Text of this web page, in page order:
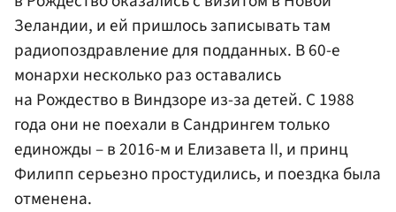
Зеландии, и ей пришлось записывать там
радиопоздравление для подданных. В 60-е
монархи несколько раз оставались
на Рождество в Виндзоре из-за детей. С 1988
года они не поехали в Сандрингем только
единожды – в 2016-м и Елизавета II, и принц
Филипп серьезно простудились, и поездка была
отменена.